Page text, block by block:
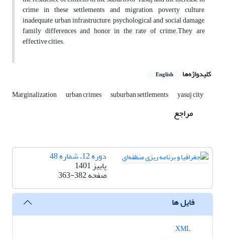
crime in these settlements and migration, poverty culture,
inadequate urban infrastructure, psychological and social damage,
family differences and honor in the rate of crime.They are
effective cities.
کلیدواژه‌ها English
Marginalization urban crimes suburban settlements yasuj city
مراجع
دوره 12، شماره 48
پاییز 1401
صفحه363-382
فایل ها